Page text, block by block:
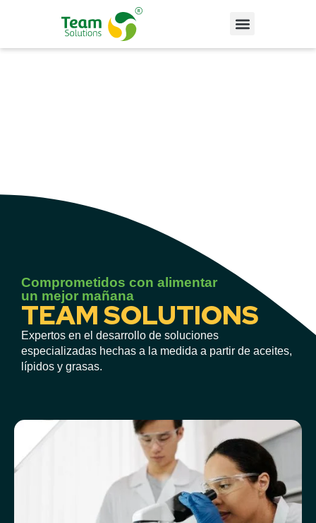
Comprometidos con alimentar
un mejor mañana
TEAM SOLUTIONS
Expertos en el desarrollo de soluciones
especializadas hechas a la medida a partir de aceites,
lípidos y grasas.